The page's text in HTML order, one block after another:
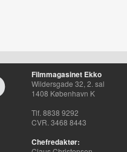
Filmmagasinet Ekko
Wildersgade 32, 2. sal
1408 København K
Tlf. 8838 9292
CVR. 3468 8443
Chefredaktør: